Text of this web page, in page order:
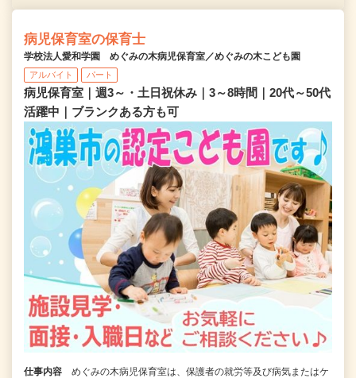
病児保育室の保育士
学校法人愛和学園 めぐみの木病児保育室／めぐみの木こども園
アルバイト パート
病児保育室｜週3～・土日祝休み｜3～8時間｜20代～50代
活躍中｜ブランクある方も可
仕事内容
めぐみの木病児保育室は、保護者の就労等及び病気またはケ